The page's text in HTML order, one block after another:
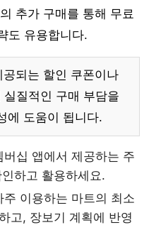
추가 구매를 통해 무료
도 유용합니다.
되는 할인 쿠폰이나
질적인 구매 부담을
에 도움이 됩니다.
버십 앱에서 제공하는 주
하고 활용하세요.
주 이용하는 마트의 최소
고, 장보기 계획에 반영